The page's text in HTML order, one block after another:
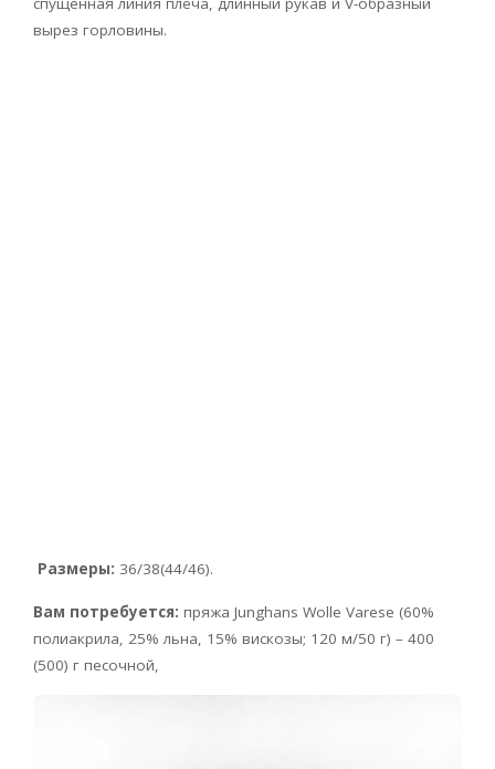
вырез горловины.
Размеры: 36/38(44/46).
Вам потребуется: пряжа Junghans Wolle Varese (60%
полиакрила, 25% льна, 15% вискозы; 120 м/50 г) – 400
(500) г песочной,